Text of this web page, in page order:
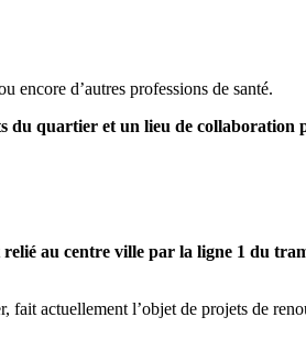
d’autres professions de santé.
du quartier et un lieu de collaboration
relié au centre ville par la ligne 1 du
actuellement l’objet de projets de